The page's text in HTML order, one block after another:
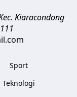
Kiaracondong
Sport
Teknologi